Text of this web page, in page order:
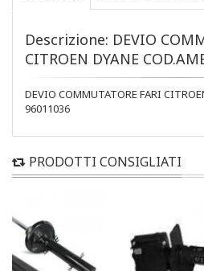
Descrizione: DEVIO
CITROEN DYANE
DEVIO COMMUTATORE FARI
96011036
PRODOTTI CONSIGLIATI